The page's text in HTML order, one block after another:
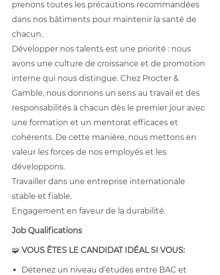
prenons toutes les précautions recommandées
dans nos bâtiments pour maintenir la santé de
chacun.
Développer nos talents est une priorité : nous
avons une culture de croissance et de promotion
interne qui nous distingue. Chez Procter &
Gamble, nous donnons un sens au travail et des
responsabilités à chacun dès le premier jour avec
une formation et un mentorat efficaces et
cohérents. De cette manière, nous mettons en
valeur les forces de nos employés et les
développons.
Travailler dans une entreprise internationale
stable et fiable.
Engagement en faveur de la durabilité.
Job Qualifications
🧩 VOUS ÊTES LE CANDIDAT IDÉAL SI VOUS:
Détenez un niveau d’études entre BAC et